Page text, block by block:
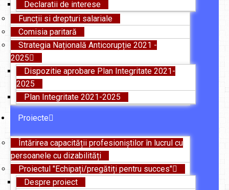
Declaratii de interese
Funcții si drepturi salariale
Comisia paritară
Strategia Națională Anticorupție 2021 -
2025
Dispozitie aprobare Plan Integritate 2021-
2025
Plan Integritate 2021-2025
Proiecte
Întărirea capacității profesioniștilor în lucrul cu
persoanele cu dizabilități
Proiectul "Echipați/pregătiți pentru succes"
Despre proiect